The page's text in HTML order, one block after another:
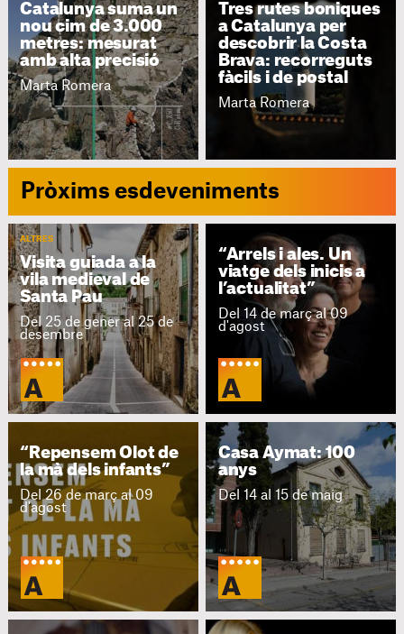
Catalunya suma un
nou cim de 3.000
metres: mesurat
amb alta precisió
Marta Romera
Tres rutes boniques
a Catalunya per
descobrir la Costa
Brava: recorreguts
fàcils i de postal
Marta Romera
Pròxims esdeveniments
ALTRES
Visita guiada a la
vila medieval de
Santa Pau
Del 25 de gener al 25 de
desembre
“Arrels i ales. Un
viatge dels inicis a
l’actualitat”
Del 14 de març al 09
d'agost
“Repensem Olot de
la mà dels infants”
Del 26 de març al 09
d'agost
Casa Aymat: 100
anys
Del 14 al 15 de maig